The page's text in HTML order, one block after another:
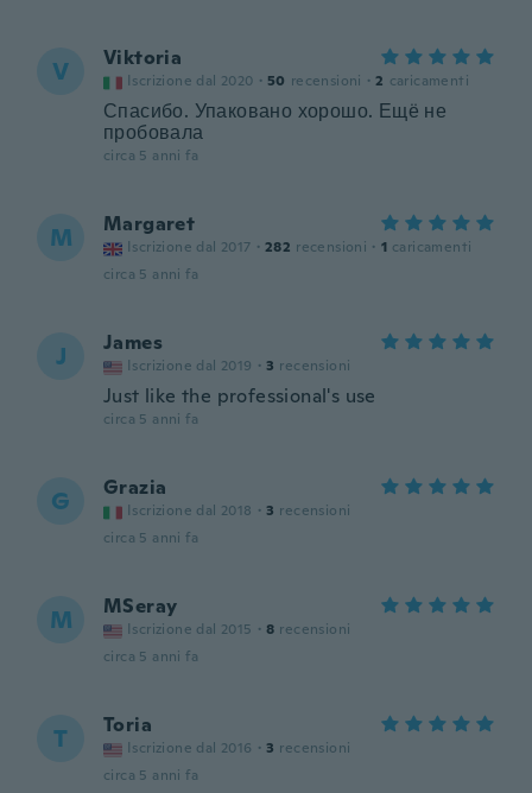
V Viktoria
Iscrizione dal 2020 · 50 recensioni · 2 caricamenti
Спасибо. Упаковано хорошо. Ещё не
пробовала
circa 5 anni fa
M Margaret
Iscrizione dal 2017 · 282 recensioni · 1 caricamenti
circa 5 anni fa
J James
Iscrizione dal 2019 · 3 recensioni
Just like the professional's use
circa 5 anni fa
G Grazia
Iscrizione dal 2018 · 3 recensioni
circa 5 anni fa
M MSeray
Iscrizione dal 2015 · 8 recensioni
circa 5 anni fa
T Toria
Iscrizione dal 2016 · 3 recensioni
circa 5 anni fa